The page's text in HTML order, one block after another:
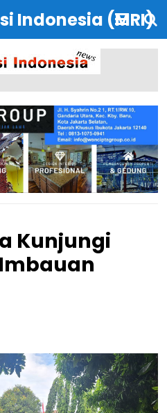
Indonesia (MRI)
Kunjungi